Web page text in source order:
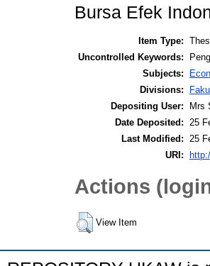
Bursa Efek
Item Type:
Uncontrolled Keywords:
Subjects:
Divisions:
Depositing User:
Mrs
Date Deposited:
25
Last Modified:
25
URI:
Actions
View Item